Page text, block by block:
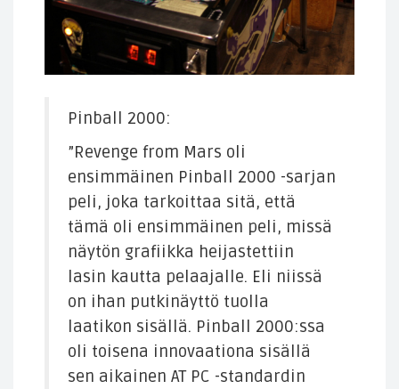
Pinball 2000:
”Revenge from Mars oli
ensimmäinen Pinball 2000 -sarjan
peli, joka tarkoittaa sitä, että
tämä oli ensimmäinen peli, missä
näytön grafiikka heijastettiin
lasin kautta pelaajalle. Eli niissä
on ihan putkinäyttö tuolla
laatikon sisällä. Pinball 2000:ssa
oli toisena innovaationa sisällä
sen aikainen AT PC -standardin